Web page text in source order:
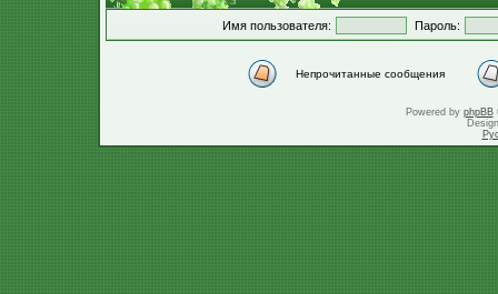
Имя пользователя: Пароль:
Непрочитанные сообщения
Powered by phpBB